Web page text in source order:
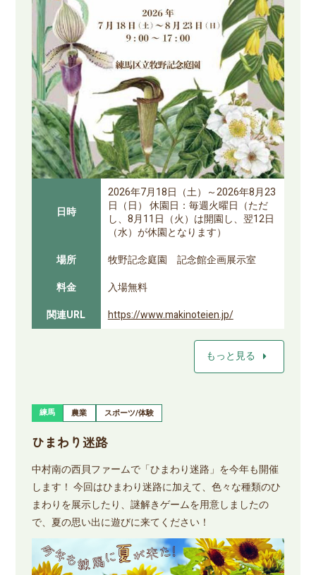
日時
2026年7月18日（土）～2026年8月23
日（日） 休園日：毎週火曜日（ただ
し、8月11日（火）は開園し、翌12日
（水）が休園となります）
場所
牧野記念庭園 記念館企画展示室
料金
入場無料
関連URL
https://www.makinoteien.jp/
もっと見る arrow_right
練馬 農業 スポーツ/体験
ひまわり迷路
中村南の西貝ファームで「ひまわり迷路」を今年も開催
します！ 今回はひまわり迷路に加えて、色々な種類のひ
まわりを展示したり、謎解きゲームを用意しましたの
で、夏の思い出に遊びに来てください！